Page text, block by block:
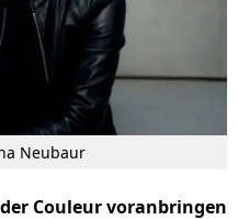
Neubaur
Couleur voranbringen